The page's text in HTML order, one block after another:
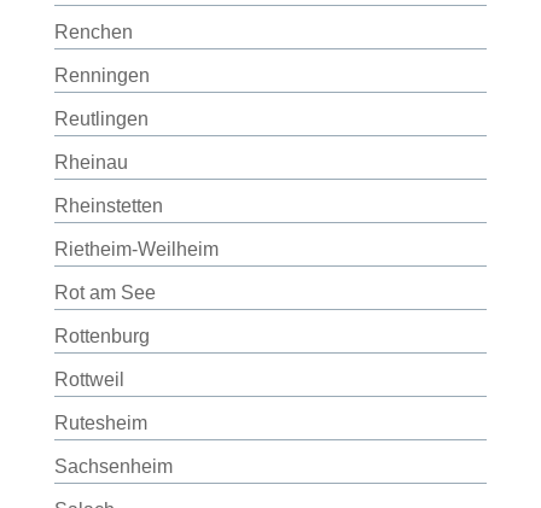
Renchen
Renningen
Reutlingen
Rheinau
Rheinstetten
Rietheim-Weilheim
Rot am See
Rottenburg
Rottweil
Rutesheim
Sachsenheim